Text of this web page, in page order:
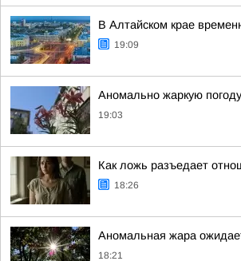
В Алтайском крае
19:09
Аномально жаркую
19:03
Как ложь разъедает
18:26
Аномальная жара
18:21